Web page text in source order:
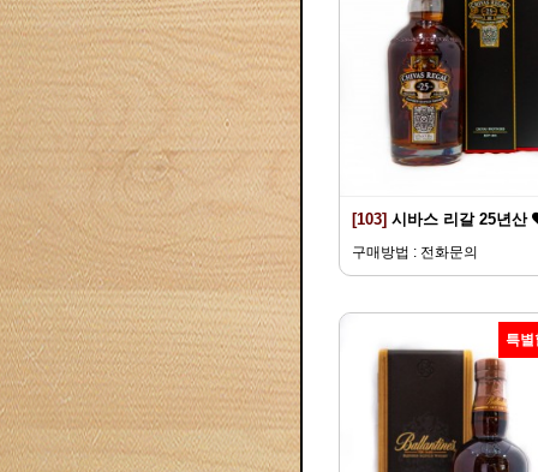
[103] 시바스 리갈 25년산
구매방법 : 전화문의
특별